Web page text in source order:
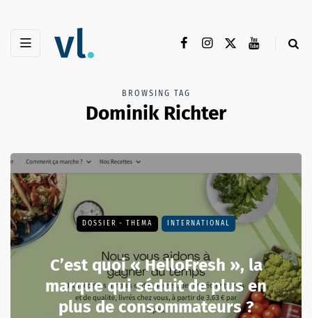
BROWSING TAG
Dominik Richter
DOSSIER - THEMA INTERNATIONAL
C’est quoi « HelloFresh », la
marque qui séduit de plus en
plus de consommateurs ?